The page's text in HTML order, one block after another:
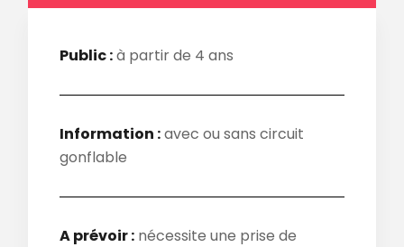
Public :à partir de 4 ans
Information :avec ou sans circuit
gonflable
A prévoir : nécessite une prise de